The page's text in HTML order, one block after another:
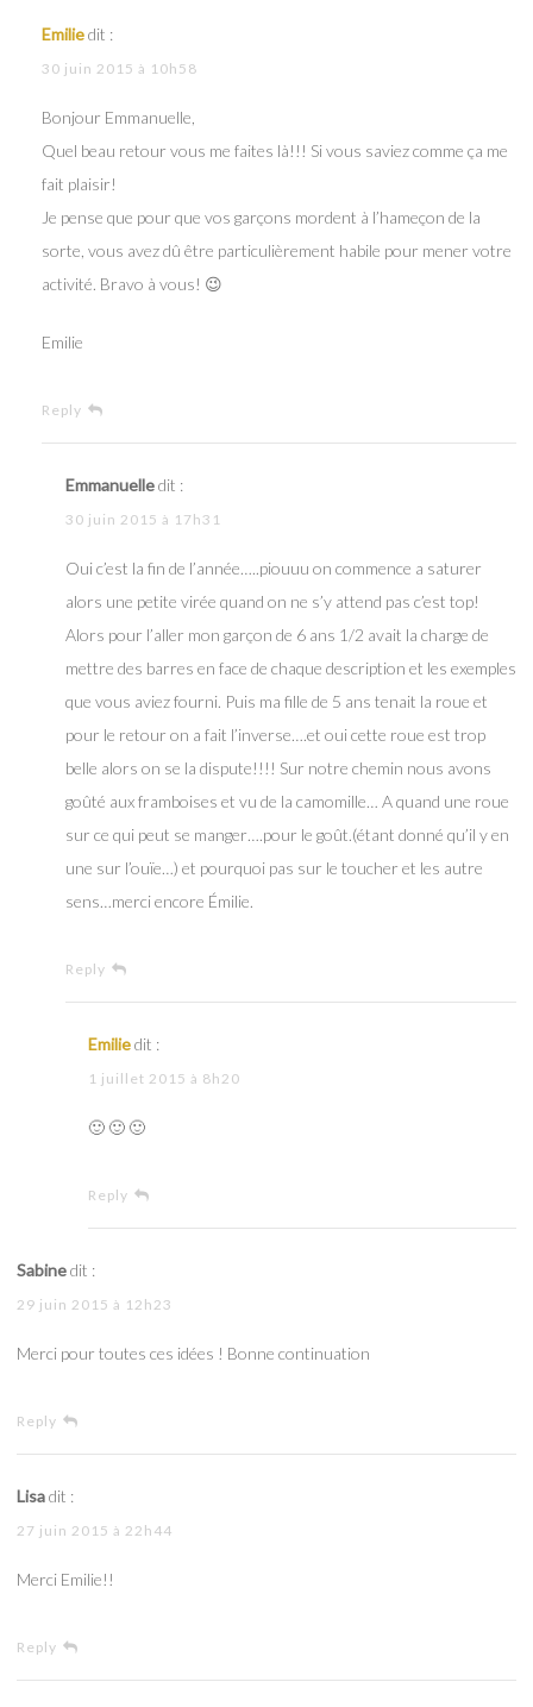
Emiliedit :
30 juin 2015 à 10h58
Bonjour Emmanuelle,
Quel beau retour vous me faites là!!! Si vous saviez comme ça me
fait plaisir!
Je pense que pour que vos garçons mordent à l’hameçon de la
sorte, vous avez dû être particulièrement habile pour mener votre
activité. Bravo à vous! 😉
Emilie
Reply
Emmanuelledit :
30 juin 2015 à 17h31
Oui c’est la fin de l’année…..piouuu on commence a saturer
alors une petite virée quand on ne s’y attend pas c’est top!
Alors pour l’aller mon garçon de 6 ans 1/2 avait la charge de
mettre des barres en face de chaque description et les exemples
que vous aviez fourni. Puis ma fille de 5 ans tenait la roue et
pour le retour on a fait l’inverse….et oui cette roue est trop
belle alors on se la dispute!!!! Sur notre chemin nous avons
goûté aux framboises et vu de la camomille… A quand une roue
sur ce qui peut se manger….pour le goût.(étant donné qu’il y en
une sur l’ouïe…) et pourquoi pas sur le toucher et les autre
sens…merci encore Émilie.
Reply
Emiliedit :
1 juillet 2015 à 8h20
🙂 🙂 🙂
Reply
Sabinedit :
29 juin 2015 à 12h23
Merci pour toutes ces idées ! Bonne continuation
Reply
Lisadit :
27 juin 2015 à 22h44
Merci Emilie!!
Reply